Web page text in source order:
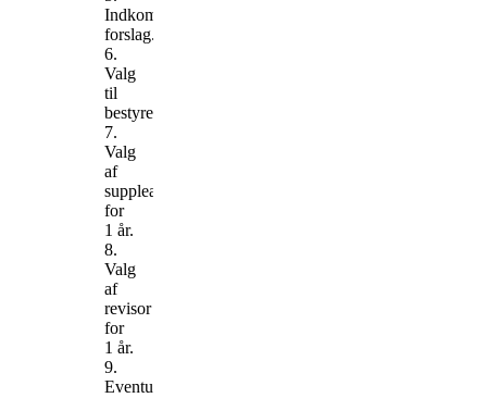
Indkomne
forslag.
6.
Valg
til
bestyrelsen.
7.
Valg
af
suppleanter
for
1 år.
8.
Valg
af
revisor
for
1 år.
9.
Eventuelt.